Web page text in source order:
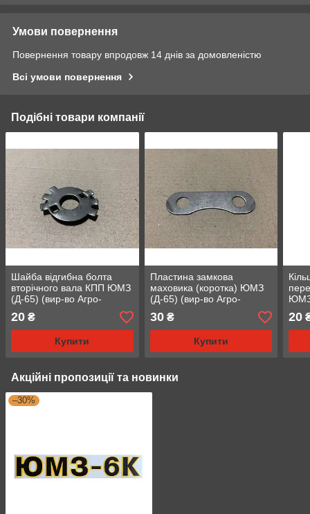
Умови повернення
Повернення товару впродовж 14 днів за домовленістю
Всі умови повернення
Подібні товари компанії
Шайба відгибна болта
вторічного вала КПП ЮМЗ
(Д-65) (вир-во Агро-
Днепр) (36-1701119)
20 ₴
Купити
Пластина замкова
маховика (коротка) ЮМЗ
(Д-65) (вир-во Агро-
Днепр)
30₴
Купити
ЮМЗ
20
Акційні пропозиції та новинки
–30%